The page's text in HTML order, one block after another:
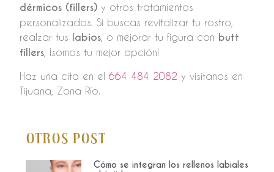
Otros Post
Cómo se integran los rellenos labiales
dérmicos (fillers) y otros tratamientos
personalizados. Si buscas revitalizar tu rostro,
realzar tus
labios , o mejorar tu figura con butt
fillers , ¡somos tu mejor opción!
Haz una cita en el 664 484 2082 y visítanos en
Tijuana, Zona Río.